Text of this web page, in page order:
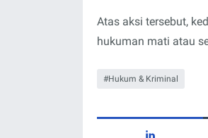
Atas aksi tersebut,
hukuman mati atau
Hukum & Kriminal